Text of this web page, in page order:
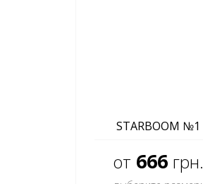
STARBOOM №1
от 666 грн.